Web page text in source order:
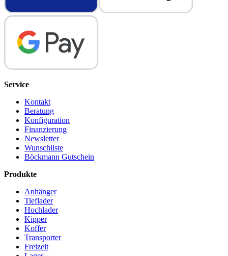
Service
Kontakt
Beratung
Konfiguration
Finanzierung
Newsletter
Wunschliste
Böckmann Gutschein
Produkte
Anhänger
Tieflader
Hochlader
Kipper
Koffer
Transporter
Freizeit